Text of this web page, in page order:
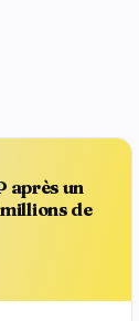
après un
de